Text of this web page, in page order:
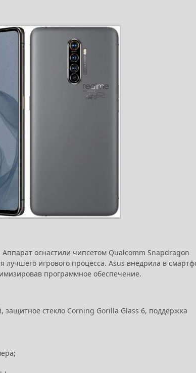
оснастили чипсетом Qualcomm Snapdragon
игрового процесса. Asus внедрила в
программное обеспечение.
стекло Corning Gorilla Glass 6, поддержка